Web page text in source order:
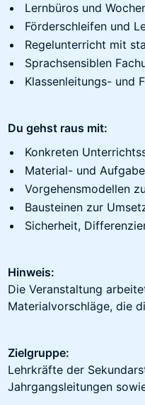
Lernbüros und
Förderschleifen und
Regelunterricht mit
Sprachsensiblen
Klassenleitungs- und
Du gehst raus mit:
Konkreten
Material- und
Vorgehensmodellen
Bausteinen zur
Sicherheit,
Hinweis:
Die Veranstaltung
Materialvorschläge, die
Zielgruppe:
Lehrkräfte der
Jahrgangsleitungen